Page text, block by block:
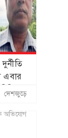
নিয়ে
ব্রেট লি
দিল
এবার
দেশজুড়ে